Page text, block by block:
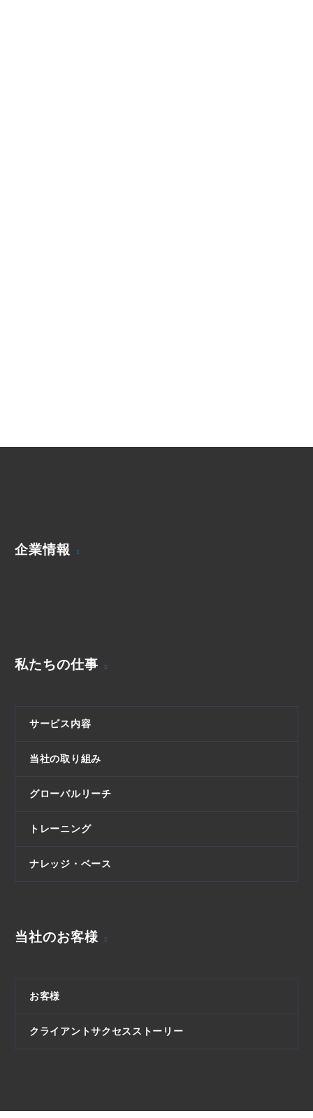
企業情報
私たちの仕事
サービス内容
当社の取り組み
グローバルリーチ
トレーニング
ナレッジ・ベース
当社のお客様
お客様
クライアントサクセスストーリー